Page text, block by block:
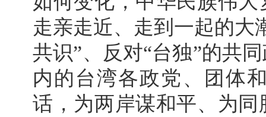
走亲走近、走到一起的大
共识”、反对“台独”的共
内的台湾各政党、团体
话，为两岸谋和平、为